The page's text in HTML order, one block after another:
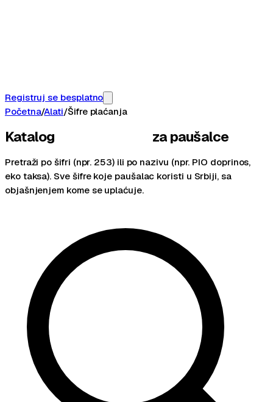
Registruj se besplatno
Početna/Alati/Šifre plaćanja
Katalog za paušalce
Pretraži po šifri (npr. 253) ili po nazivu (npr. PIO doprinos,
eko taksa). Sve šifre koje paušalac koristi u Srbiji, sa
objašnjenjem kome se uplaćuje.